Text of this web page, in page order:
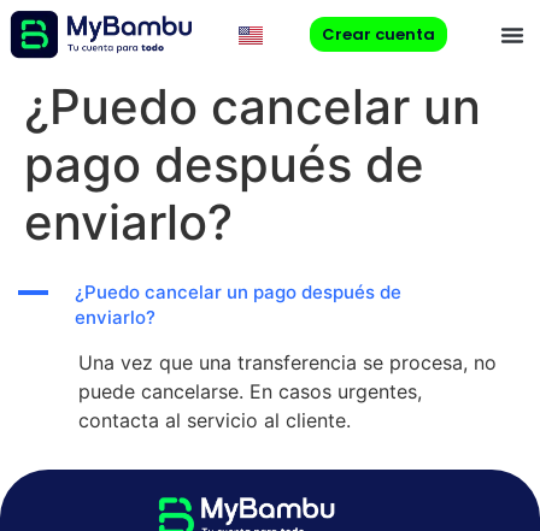
Crear cuenta
¿Puedo cancelar un
pago después de
enviarlo?
A
¿Puedo cancelar un pago después de
enviarlo?
Una vez que una transferencia se procesa, no
puede cancelarse. En casos urgentes,
contacta al servicio al cliente.